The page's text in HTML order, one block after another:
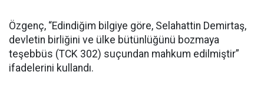
Özgenç, “Edindiğim bilgiye göre, Selahattin Demirtaş,
devletin birliğini ve ülke bütünlüğünü bozmaya
teşebbüs (TCK 302) suçundan mahkum edilmiştir”
ifadelerini kullandı.